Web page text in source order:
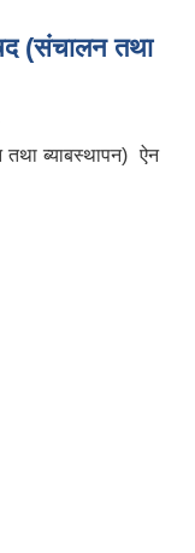
(संचालन तथा
ब्याबस्थापन) ऐन